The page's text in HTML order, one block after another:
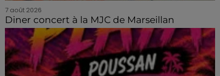
7 août 2026
Diner concert à la MJC de Marseillan